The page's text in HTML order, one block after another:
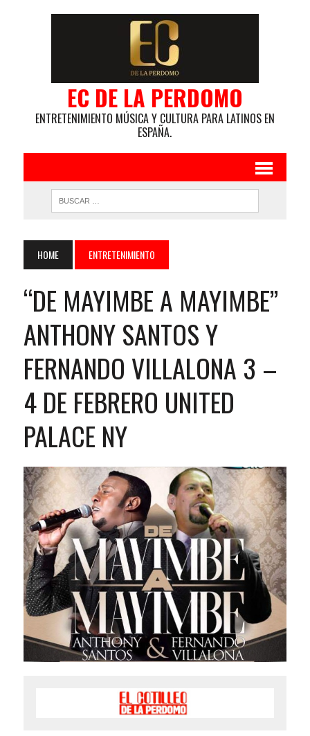
EC DE LA PERDOMO
ENTRETENIMIENTO MÚSICA Y CULTURA PARA LATINOS EN
ESPAÑA.
HOME ENTRETENIMIENTO
“DE MAYIMBE A MAYIMBE”
ANTHONY SANTOS Y
FERNANDO VILLALONA 3 –
4 DE FEBRERO UNITED
PALACE NY